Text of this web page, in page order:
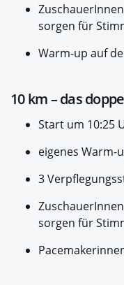
sorgen für
Warm-up auf
10 km – das
Start um 10:25
eigenes Warm-
3
sorgen für